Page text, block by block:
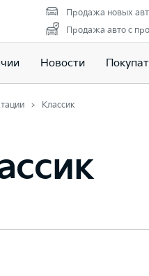
Продажа новых
Продажа авто с
Новости
Классик